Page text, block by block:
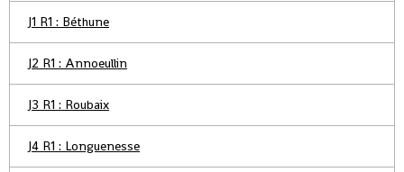
J1 R1 : Béthune
J2 R1 : Annoeullin
J3 R1 : Roubaix
J4 R1 : Longuenesse